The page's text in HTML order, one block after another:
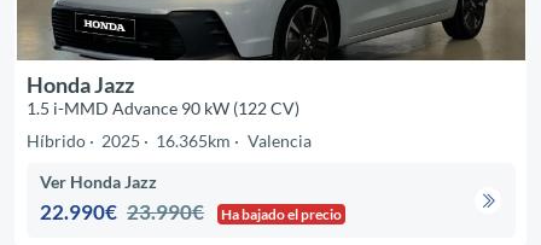
Honda Jazz
1.5 i-MMD Advance 90 kW (122 CV)
Híbrido
2025 16.365km Valencia
Ver Honda Jazz
22.990€ 23.990€ Ha bajado el precio